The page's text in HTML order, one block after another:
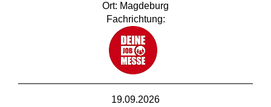
Ort: Magdeburg
Fachrichtung:
19.09.2026